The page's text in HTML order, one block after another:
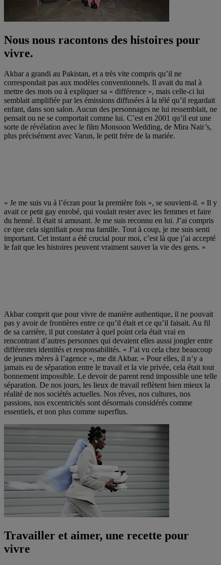
Nous nous racontons des histoires pour
vivre.
Akbar a grandi au Pakistan, et a très vite compris qu’il ne
correspondait pas aux modèles conventionnels. Il avait du mal à
mettre des mots ou à expliquer sa « différence », mais celle-ci lui
semblait amplifiée par les émissions diffusées à la télé qu’il regardait
enfant, dans son salon. Aucun des personnages ne lui ressemblait, ne
pensait ou ne se comportait comme lui. C’est en 2001 qu’il eut une
sorte de révélation avec le film Monsoon Wedding, de Mira Nair’s,
plus précisément avec Varun, le petit frère de la mariée.
« Je me suis vu à l’écran pour la première fois », se souvient-il. « Il y
avait ce petit gay enrobé, qui voulait rester avec les femmes et faire
du henné. Il était si amusant. Je me suis reconnu en lui. J’ai compris
ce que cela signifiait pour ma famille. Tout à coup, je me suis senti
important. Cet instant a été crucial pour moi, c’est là que j’ai accepté
le fait que les histoires peuvent vraiment sauver la vie des gens. »
Akbar comprit que pour vivre de manière authentique, il ne pouvait
pas y avoir de frontières entre ce qu’il était et ce qu’il faisait. Au fil
de sa carrière, il put constater à quel point cela était vrai en
rencontrant d’autres personnes qui devaient elles aussi jongler entre
différentes identités et responsabilités. « J’ai vu cela chez beaucoup
de jeunes mères à l’agence », me dit Akbar. « Pour elles, il n’y a
jamais eu de séparation entre le travail et la vie privée, cela était tout
bonnement impossible. Le devoir de parent rend impossible une telle
séparation. De nos jours, les lieux de travail reflètent bien mieux la
réalité de nos sociétés actuelles. Nos rêves, nos cultures, nos
passions, nos excentricités sont désormais considérés comme
essentiels, et non plus comme superflus.
Travailler et aimer, une recette pour
vivre